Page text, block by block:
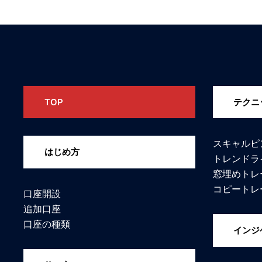
TOP
はじめ方
口座開設
追加口座
口座の種類
テク
スキャルピ
トレンド
窓埋めトレ
コピートレ
イン